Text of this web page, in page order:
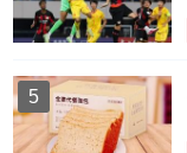
5